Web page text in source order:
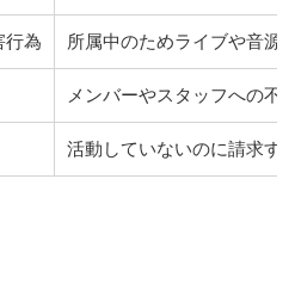
行為 所属中のためライブや音源
メンバーやスタッフへの不
活動していないのに請求す